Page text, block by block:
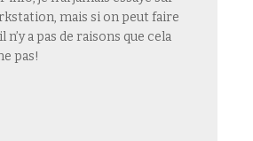
mais si on peut faire
n’y a pas de raisons que cela
pas!